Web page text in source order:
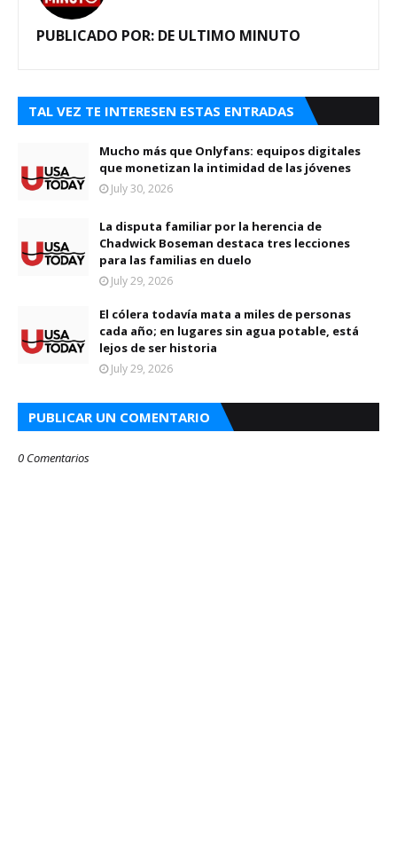
PUBLICADO POR: DE ULTIMO MINUTO
TAL VEZ TE INTERESEN ESTAS ENTRADAS
Mucho más que Onlyfans: equipos digitales
que monetizan la intimidad de las jóvenes
July 30, 2026
La disputa familiar por la herencia de
Chadwick Boseman destaca tres lecciones
para las familias en duelo
July 29, 2026
El cólera todavía mata a miles de personas
cada año; en lugares sin agua potable, está
lejos de ser historia
July 29, 2026
PUBLICAR UN COMENTARIO
0 Comentarios